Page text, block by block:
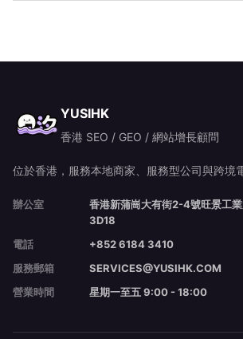
YUSIHK
香港 SEO / GEO / 網站增長顧問
位於香港，服務本地商家、服務型公司與跨境
辦公室
香港新蒲崗大有街2-4號旺景工
3D18
電話
+852 6184 3410
服務郵箱
SERVICES@YUSIHK.COM
營業時間
星期一至五 9:00 - 18:00